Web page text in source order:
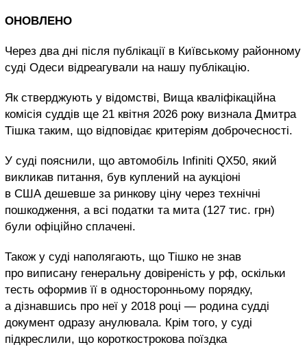
ОНОВЛЕНО
Через два дні після публікації в Київському районному
суді Одеси відреагували на нашу публікацію.
Як стверджують у відомстві, Вища кваліфікаційна
комісія суддів ще 21 квітня 2026 року визнала Дмитра
Тішка таким, що відповідає критеріям доброчесності.
У суді пояснили, що автомобіль Infiniti QX50, який
викликав питання, був куплений на аукціоні
в США дешевше за ринкову ціну через технічні
пошкодження, а всі податки та мита (127 тис. грн)
були офіційно сплачені.
Також у суді наполягають, що Тішко не знав
про виписану генеральну довіреність у рф, оскільки
тесть оформив її в односторонньому порядку,
а дізнавшись про неї у 2018 році — родина судді
документ одразу анулювала. Крім того, у суді
підкреслили, що короткострокова поїздка